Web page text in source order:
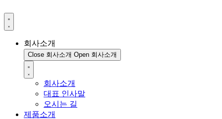
회사소개
Close 회사소개 Open 회사소개
회사소개
대표 인사말
오시는 길
제품소개